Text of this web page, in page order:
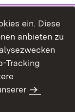
ein. Diese
anbieten zu
Tracking